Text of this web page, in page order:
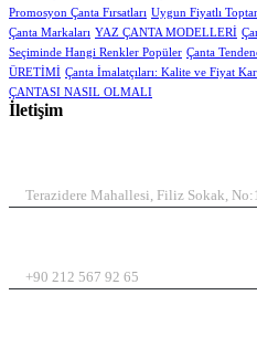
Promosyon Çanta Fırsatları Uygun Fiyatlı
Çanta Markaları YAZ ÇANTA MODELLERİ
Seçiminde Hangi Renkler Popüler Çanta
ÜRETİMİ Çanta İmalatçıları: Kalite ve Fiyat
ÇANTASI NASIL OLMALI
İletişim
Terazidere Mahallesi, Filiz Sokak,
+90 212 567 92 65